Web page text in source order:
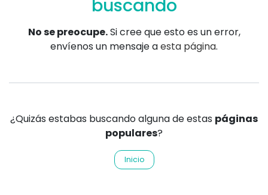
buscando
No se preocupe.Si cree que esto es un error,
envíenos un mensaje aesta página.
¿Quizás estabas buscando alguna de estas páginas
populares?
Inicio